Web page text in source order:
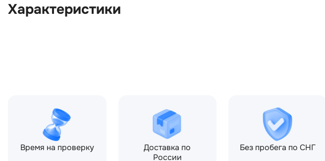
Характеристики
Время на проверку
Доставка по
России
Без пробега по СНГ